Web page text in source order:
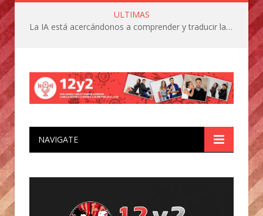
ULTIMAS
La IA está acercándonos a comprender y traducir las vocalizaciones y comportamientos de nuestras mascotas
NAVIGATE